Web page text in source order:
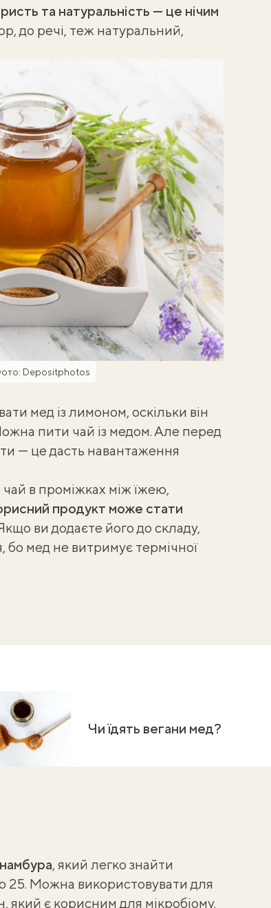
та натуральність — це нічим
до речі, теж натуральний,
Depositphotos
мед із лимоном, оскільки він
пити чай із медом. Але перед
— це дасть навантаження
в проміжках між їжею,
продукт може стати
ви додаєте його до складу,
бо мед не витримує термічної
Чи їдять вегани мед?
, який легко знайти
25. Можна використовувати для
який є корисним для мікробіому.